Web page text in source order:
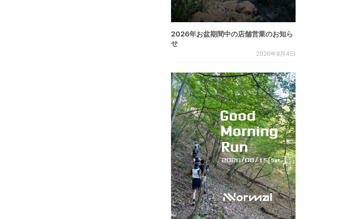
2026年お盆期間中の店舗営業のお知ら
せ
2026年8月4日